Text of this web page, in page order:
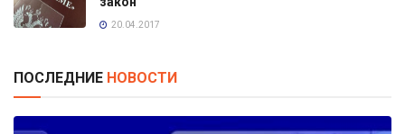
20.04.2017
ПОСЛЕДНИЕ НОВОСТИ